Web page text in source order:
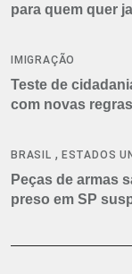
para quem quer
IMIGRAÇÃO
Teste de
com novas
BRASIL , ESTADOS
Peças de armas
preso em SP